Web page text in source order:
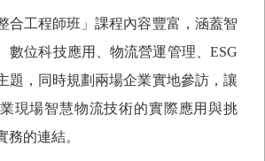
合工程師班」課程內容豐富，涵蓋智
數位科技應用、物流營運管理、 ESG
題，同時規劃兩場企業實地參訪，讓
現場智慧物流技術的實際應用與挑
務的連結。